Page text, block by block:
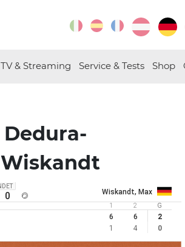
TV & Streaming Service & Tests Shop
Dedura-
0 Wiskandt, Max
1 2 G
6 6
2
1 4 0